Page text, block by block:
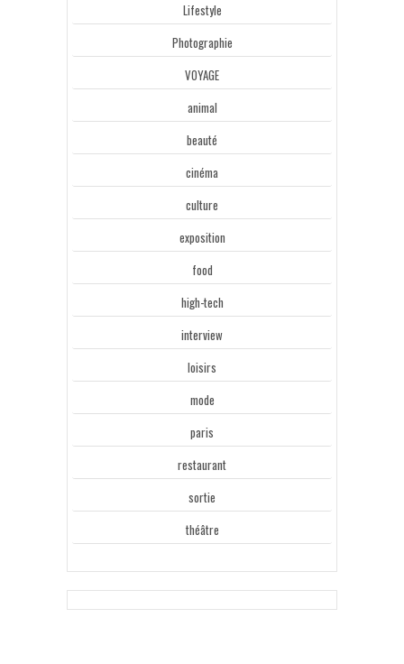
Lifestyle
Photographie
VOYAGE
animal
beauté
cinéma
culture
exposition
food
high-tech
interview
loisirs
mode
paris
restaurant
sortie
théâtre